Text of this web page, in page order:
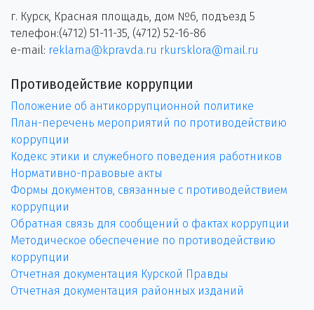
г. Курск, Красная площадь, дом №6, подъезд 5
телефон:(4712) 51-11-35, (4712) 52-16-86
e-mail: reklama@kpravda.ru rkursklora@mail.ru
Противодействие коррупции
Положение об антикоррупционной политике
План-перечень мероприятий по противодействию
коррупции
Кодекс этики и служебного поведения работников
Нормативно-правовые акты
Формы документов, связанные с противодействием
коррупции
Обратная связь для сообщений о фактах коррупции
Методическое обеспечение по противодействию
коррупции
Отчетная документация Курской Правды
Отчетная документация районных изданий